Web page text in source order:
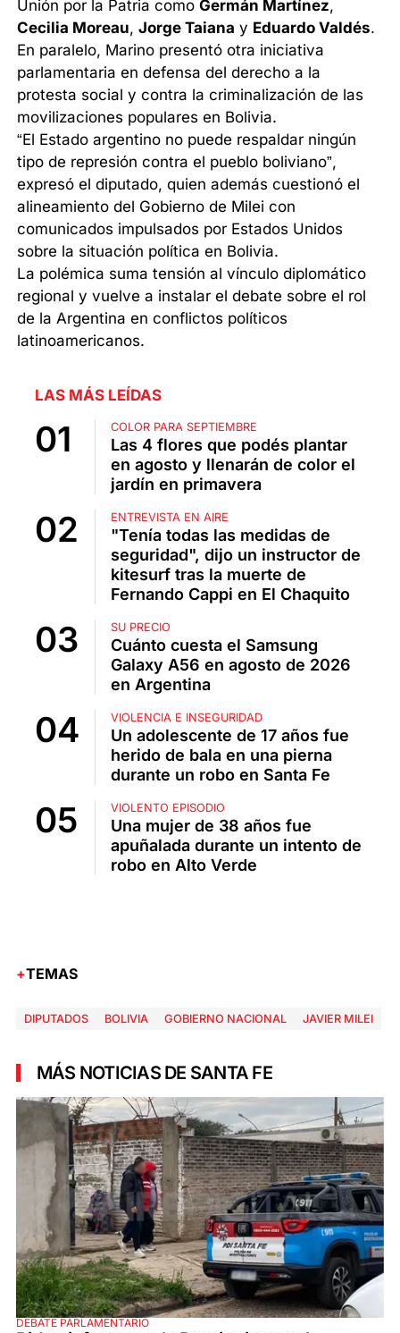
Unión por la Patria comoGermán Martínez,
Cecilia Moreau,Jorge Taiana y Eduardo Valdés.
En paralelo, Marino presentó otra iniciativa
parlamentaria en defensa del derecho a la
protesta social y contra la criminalización de las
movilizaciones populares en Bolivia.
“El Estado argentino no puede respaldar ningún
tipo de represión contra el pueblo boliviano”,
expresó el diputado, quien además cuestionó el
alineamiento del Gobierno de Milei con
comunicados impulsados por Estados Unidos
sobre la situación política en Bolivia.
La polémica suma tensión al vínculo diplomático
regional y vuelve a instalar el debate sobre el rol
de la Argentina en conflictos políticos
latinoamericanos.
LAS MÁS LEÍDAS
COLOR PARA SEPTIEMBRE
Las 4 flores que podés plantar
en agosto y llenarán de color el
jardín en primavera
ENTREVISTA EN AIRE
"Tenía todas las medidas de
seguridad", dijo un instructor de
kitesurf tras la muerte de
Fernando Cappi en El Chaquito
SU PRECIO
Cuánto cuesta el Samsung
Galaxy A56 en agosto de 2026
en Argentina
VIOLENCIA E INSEGURIDAD
Un adolescente de 17 años fue
herido de bala en una pierna
durante un robo en Santa Fe
VIOLENTO EPISODIO
Una mujer de 38 años fue
apuñalada durante un intento de
robo en Alto Verde
TEMAS
DIPUTADOS BOLIVIA GOBIERNO NACIONAL JAVIER MILEI
MÁS NOTICIAS DE SANTA FE
DEBATE PARLAMENTARIO